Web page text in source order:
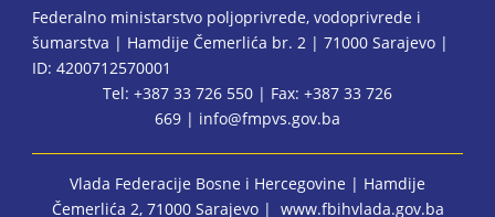
Federalno ministarstvo poljoprivrede, vodoprivrede i
šumarstva | Hamdije Čemerlića br. 2 | 71000 Sarajevo |
ID: 4200712570001
Tel: +387 33 726 550 | Fax: +387 33 726
669 | info@fmpvs.gov.ba
Vlada Federacije Bosne i Hercegovine | Hamdije
Čemerlića 2, 71000 Sarajevo | www.fbihvlada.gov.ba